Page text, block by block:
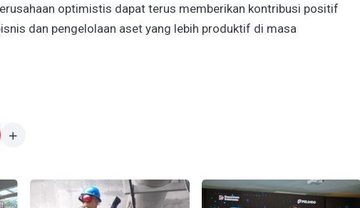
optimistis dapat terus memberikan kontribusi positif
dan pengelolaan aset yang lebih produktif di masa